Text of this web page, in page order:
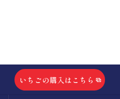
いちごの購入はこちら